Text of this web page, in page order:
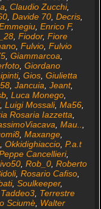
Claudio Zucchi,
, Davide 70, Decris,
, Enrico F,
, Fiodor, Fiore
, Fulvio, Fulvio
, Giammarcoa
, Giordano
, Gios, Giulietta
, Jancuia Jeant,
, Luca Monego,
Luigi Mossali, Ma56,
Rosaria Iazzetta
Mau..
, Maxange,
Okkidighiaccio, P.a.t
Cancellieri,
, Rob_0, Roberto
, Rosario Cafiso,
, Soulkeeper,
Taddeo3, Terrestre
Sciumè, Walter